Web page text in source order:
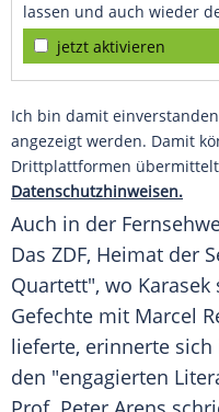
lassen und auch wieder
jetzt aktivieren
Ich bin damit
angezeigt werden. Damit
Drittplattformen
Datenschutzhinweisen.
Auch in der
Das ZDF, Heimat der
Quartett", wo Karasek
Gefechte mit Marcel
lieferte, erinnerte
den "engagierten